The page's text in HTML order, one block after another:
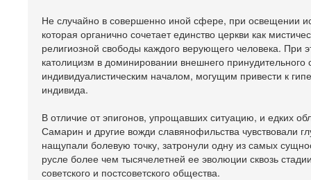
Не случайно в совершенно иной сфере, при освещении
которая органично сочетает единство церкви как
религиозной свободы каждого верующего человека.
католицизм в доминировании внешнего
индивидуалистическим началом, могущим привести к
индивида.
В отличие от эпигонов, упрощавших ситуацию, и едких
Самарин и другие вожди славянофильства чувствовали
нащупали болевую точку, затронули одну из самых
русле более чем тысячелетней ее эволюции сквозь
советского и постсоветского общества.